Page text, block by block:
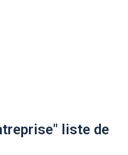
liste de